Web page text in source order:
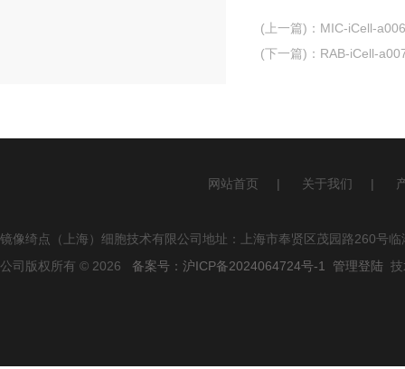
(上一篇) ： MIC-iCell-
(下一篇) ： RAB-iCell-
网站首页 | 关于我们 |
镜像绮点（上海）细胞技术有限公司地址：上海市奉贤区茂园路260号
公司版权所有 © 2026 备案号：沪ICP备2024064724号-1 管理登陆